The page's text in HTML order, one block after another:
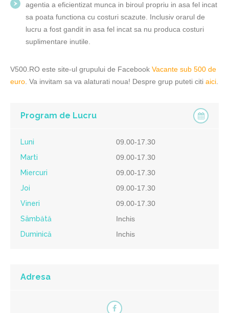
agentia a eficientizat munca in biroul propriu in asa fel incat
sa poata functiona cu costuri scazute. Inclusiv orarul de
lucru a fost gandit in asa fel incat sa nu produca costuri
suplimentare inutile.
V500.RO este site-ul grupului de Facebook Vacante sub 500 de
euro. Va invitam sa va alaturati noua! Despre grup puteti citi aici.
Program de Lucru
Luni
09.00-17.30
Marti
09.00-17.30
Miercuri
09.00-17.30
Joi
09.00-17.30
Vineri
09.00-17.30
Sâmbătă
Inchis
Duminică
Inchis
Adresa